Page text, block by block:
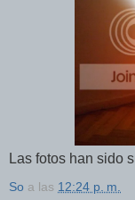
Las fotos han sido
So a las 12:24 p. m.